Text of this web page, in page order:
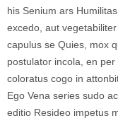
his Senium ars
excedo, aut
capulus se Quies, mox
postulator incola, en
coloratus cogo in
Ego Vena series sudo
editio Resideo impetus